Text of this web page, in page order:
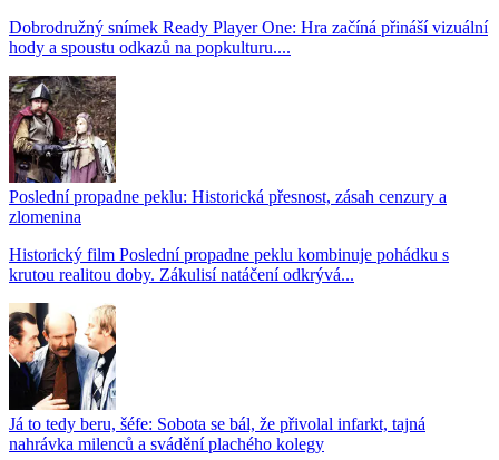
Dobrodružný snímek Ready Player One: Hra začíná přináší vizuální
hody a spoustu odkazů na popkulturu....
Poslední propadne peklu: Historická přesnost, zásah cenzury a
zlomenina
Historický film Poslední propadne peklu kombinuje pohádku s
krutou realitou doby. Zákulisí natáčení odkrývá...
Já to tedy beru, šéfe: Sobota se bál, že přivolal infarkt, tajná
nahrávka milenců a svádění plachého kolegy